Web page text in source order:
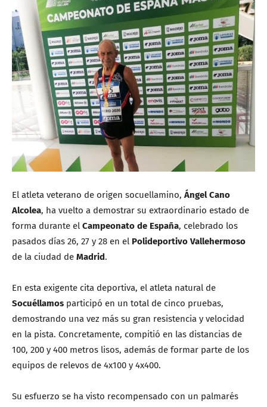
El atleta veterano de origen socuellamino, Ángel Cano
Alcolea, ha vuelto a demostrar su extraordinario estado de
forma durante el Campeonato de España, celebrado los
pasados días 26, 27 y 28 en el Polideportivo Vallehermoso
de la ciudad de Madrid.
En esta exigente cita deportiva, el atleta natural de
Socuéllamos participó en un total de cinco pruebas,
demostrando una vez más su gran resistencia y velocidad
en la pista. Concretamente, compitió en las distancias de
100, 200 y 400 metros lisos, además de formar parte de los
equipos de relevos de 4x100 y 4x400.
Su esfuerzo se ha visto recompensado con un palmarés